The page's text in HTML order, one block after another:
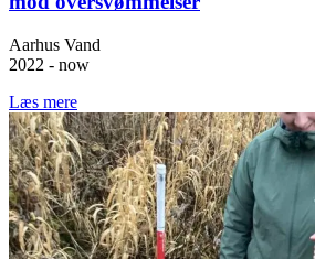
Aarhus Vand
2022 - now
Læs mere